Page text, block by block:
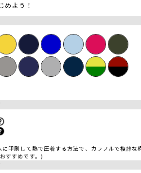
めよう！
に印刷して熱で圧着する方法で、カラフルで複雑な
すすめです。)